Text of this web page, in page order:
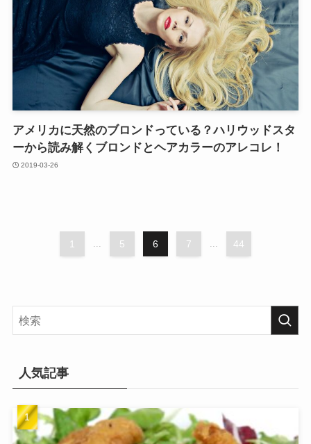
アメリカに天然のブロンドっている？ハリウッドスタ
ーから読み解くブロンドとヘアカラーのアレコレ！
2019-03-26
1 ... 5 6 7 ... 44
人気記事